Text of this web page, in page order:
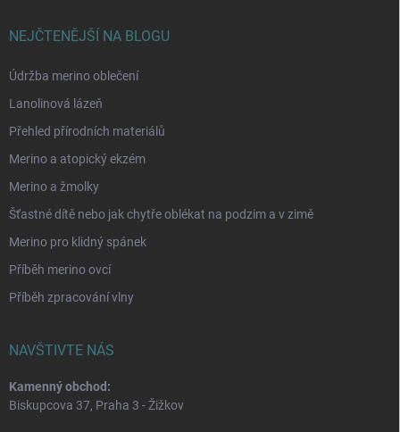
NEJČTENĚJŠÍ NA BLOGU
Údržba merino oblečení
Lanolinová lázeň
Přehled přírodních materiálů
Merino a atopický ekzém
Merino a žmolky
Šťastné dítě nebo jak chytře oblékat na podzim a v zimě
Merino pro klidný spánek
Příběh merino ovcí
Příběh zpracování vlny
NAVŠTIVTE NÁS
Kamenný obchod:
Biskupcova 37, Praha 3 - Žižkov